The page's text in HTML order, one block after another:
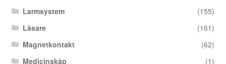
Larmsystem
(155)
Läsare
(161)
Magnetkontakt
(62)
Medicinskåp
(1)